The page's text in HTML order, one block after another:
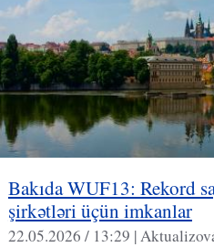
Bakıda WUF13: Rekord
şirkətləri üçün imkanlar
22.05.2026 / 13:29 |